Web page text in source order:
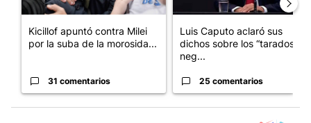
Kicillof apuntó contra Milei
por la suba de la morosida...
31 comentarios
Luis Caputo aclaró sus
dichos sobre los “tarados” y
neg...
25 comentarios